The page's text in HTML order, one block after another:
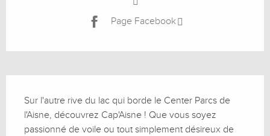
Page Facebook
Sur l'autre rive du lac qui borde le Center Parcs de
l'Aisne, découvrez Cap'Aisne ! Que vous soyez
passionné de voile ou tout simplement désireux de